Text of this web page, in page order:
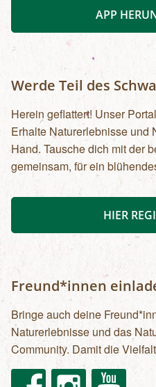
APP
Werde Teil des
Herein geflattert! Unser
Erhalte Naturerlebnisse und
Hand. Tausche dich mit der
gemeinsam, für ein
HIER
Freund*innen
Bringe auch deine
Naturerlebnisse und das
Community. Damit die
FacebookInstagram Youtube